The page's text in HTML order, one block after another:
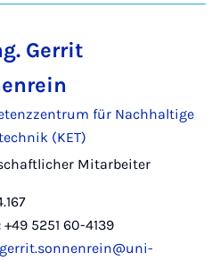
Gerrit
für Nachhaltige
(KET)
Mitarbeiter
+49 5251 60-4139
gerrit.sonnenrein@uni-